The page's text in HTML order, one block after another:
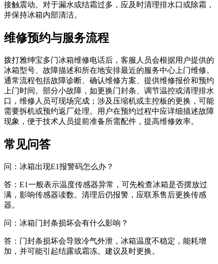
接触震动。对于漏水或结霜过多，应及时清理排水口或除霜，
并保持冰箱内部清洁。
维修预约与服务流程
拨打雅绅宝多门冰箱维修电话后，客服人员会根据用户提供的
冰箱型号、故障描述和所在地安排最近的服务中心上门维修。
通常流程包括故障诊断、确认维修方案、提供维修报价和预约
上门时间。部分小故障，如更换门封条、调节温控或清理排水
口，维修人员可现场完成；涉及压缩机或主控板的更换，可能
需要拆机或预约返厂处理。用户在预约过程中应详细描述故障
现象，便于技术人员提前准备所需配件，提高维修效率。
常见问答
问：冰箱出现E1报警码怎么办？
答：E1一般表示温度传感器异常，可先检查冰箱是否摆放过
满，影响传感器读数。清理后仍报警，应联系售后更换传感
器。
问：冰箱门封条损坏会有什么影响？
答：门封条损坏会导致冷气外泄，冰箱温度不稳定，能耗增
加，并可能引起结露或霜冻。建议及时更换。